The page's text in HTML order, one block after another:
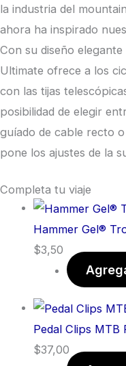
la industria del
ahora ha inspirado
Con su diseño
Ultimate ofrece a los
con las tijas
posibilidad de elegir
guíado de cable recto
pone los ajustes de la
Completa tu viaje
Hammer Gel®
$3,50
Pedal Clips MTB
$37,00